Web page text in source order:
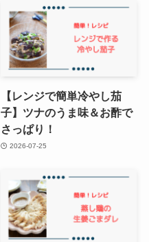
【レンジで簡単冷やし茄
子】ツナのうま味＆お酢で
さっぱり！
2026-07-25